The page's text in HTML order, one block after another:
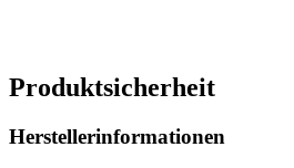
Produktsicherheit
Herstellerinformationen